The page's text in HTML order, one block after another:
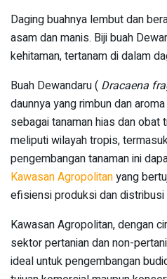
Daging buahnya lembut dan
asam dan manis. Biji buah
kehitaman, tertanam di dalam
Buah Dewandaru ( Dracaena
daunnya yang rimbun dan
sebagai tanaman hias dan obat
meliputi wilayah tropis,
pengembangan tanaman ini
Kawasan Agropolitanyang
efisiensi produksi dan distribusi
Kawasan Agropolitan, dengan
sektor pertanian dan non-
ideal untuk pengembangan